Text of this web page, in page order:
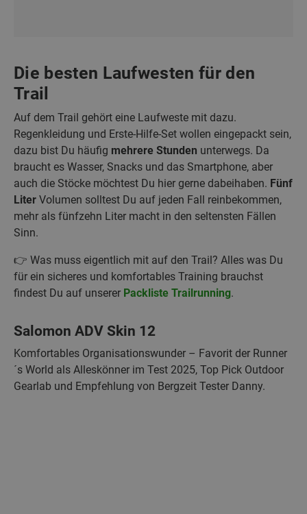
Die besten Laufwesten für den
Trail
Auf dem Trail gehört eine Laufweste mit dazu.
Regenkleidung und Erste-Hilfe-Set wollen eingepackt sein,
dazu bist Du häufig mehrere Stunden unterwegs. Da
braucht es Wasser, Snacks und das Smartphone, aber
auch die Stöcke möchtest Du hier gerne dabeihaben. Fünf
Liter Volumen solltest Du auf jeden Fall reinbekommen,
mehr als fünfzehn Liter macht in den seltensten Fällen
Sinn.
👉 Was muss eigentlich mit auf den Trail? Alles was Du
für ein sicheres und komfortables Training brauchst
findest Du auf unserer Packliste Trailrunning.
Salomon ADV Skin 12
Komfortables Organisationswunder – Favorit der Runner
´s World als Alleskönner im Test 2025, Top Pick Outdoor
Gearlab und Empfehlung von Bergzeit Tester Danny.